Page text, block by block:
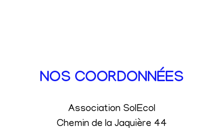
NOS COORDONNÉES
Association SolEcol
Chemin de la Jaquière 44